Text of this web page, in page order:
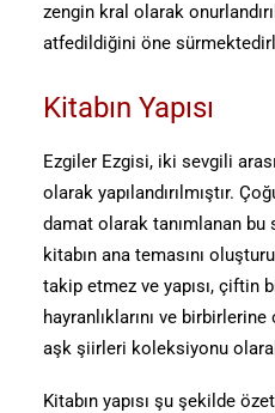
zengin kral olarak
atfedildiğini öne
Kitabın Yapısı
Ezgiler Ezgisi, iki sevgili
olarak yapılandırılmıştır.
damat olarak tanımlanan bu
kitabın ana temasını
takip etmez ve yapısı, çiftin
hayranlıklarını ve
aşk şiirleri koleksiyonu
Kitabın yapısı şu şekilde